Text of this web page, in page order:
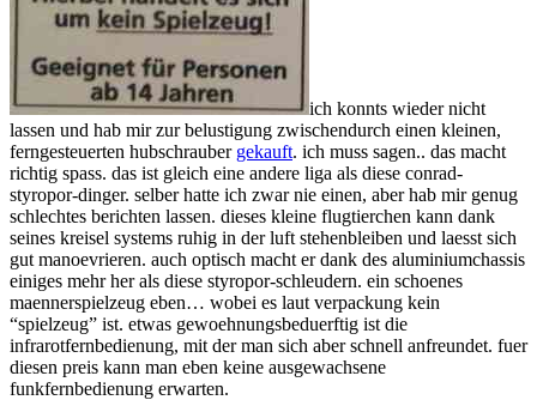
ich konnts wieder nicht
lassen und hab mir zur belustigung zwischendurch einen kleinen,
ferngesteuerten hubschrauber gekauft. ich muss sagen.. das macht
richtig spass. das ist gleich eine andere liga als diese conrad-
styropor-dinger. selber hatte ich zwar nie einen, aber hab mir genug
schlechtes berichten lassen. dieses kleine flugtierchen kann dank
seines kreisel systems ruhig in der luft stehenbleiben und laesst sich
gut manoevrieren. auch optisch macht er dank des aluminiumchassis
einiges mehr her als diese styropor-schleudern. ein schoenes
maennerspielzeug eben… wobei es laut verpackung kein
“spielzeug” ist. etwas gewoehnungsbeduerftig ist die
infrarotfernbedienung, mit der man sich aber schnell anfreundet. fuer
diesen preis kann man eben keine ausgewachsene
funkfernbedienung erwarten.